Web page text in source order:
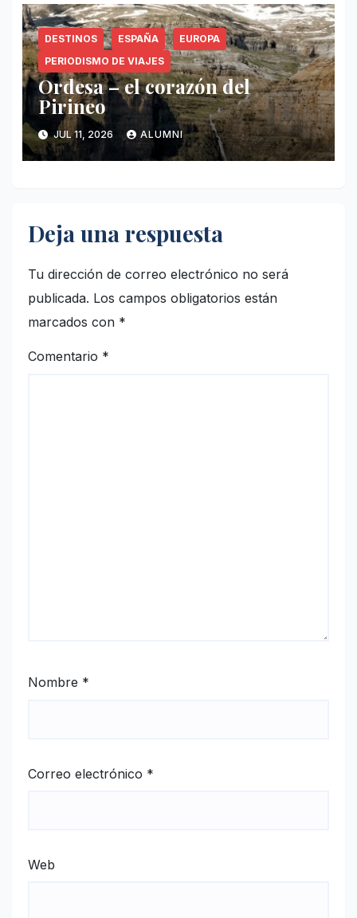
DESTINOS ESPAÑA
EUROPA
PERIODISMO DE VIAJES
Ordesa – el corazón del
Pirineo
JUL 11, 2026 ALUMNI
Deja una respuesta
Tu dirección de correo electrónico no será
publicada. Los campos obligatorios están
marcados con *
Comentario *
Nombre *
Correo electrónico *
Web